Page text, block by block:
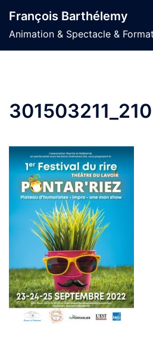
au
contenu
François Barthélemy
Animation & Spectacle &